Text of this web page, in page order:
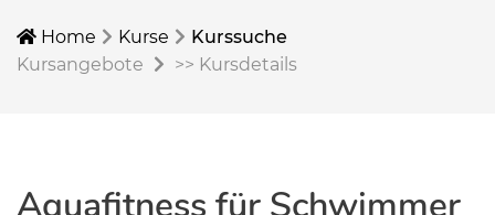
Home Kurse
Kurssuche
Kursangebote
>> Kursdetails